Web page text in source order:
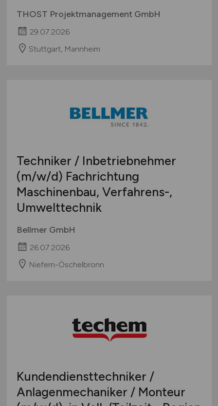
THOST Projektmanagement GmbH
29.07.2026
Stuttgart, Mannheim
Techniker / Inbetriebnehmer
(m/w/d) Fachrichtung
Maschinenbau, Verfahrens-,
Umwelttechnik
Bellmer GmbH
26.07.2026
Niefern-Öschelbronn
Kundendiensttechniker /
Anlagenmechaniker / Monteur